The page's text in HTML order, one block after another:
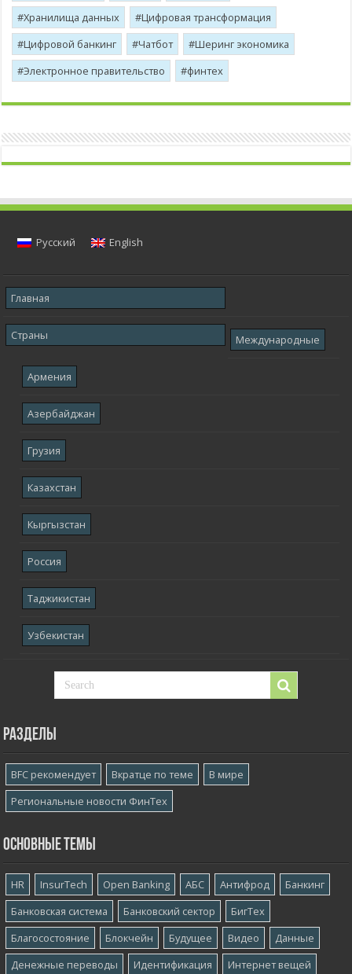
Хранилища данных
Цифровая трансформация
Цифровой банкинг
Чатбот
Шеринг экономика
Электронное правительство
финтех
Русский English
Главная
Страны Международные
Армения
Азербайджан
Грузия
Казахстан
Кыргызстан
Россия
Таджикистан
Узбекистан
Разделы
BFC рекомендует Вкратце по теме
В мире
Региональные новости ФинТех
Основные темы
HR InsurTech Open Banking АБС Антифрод
Банкинг
Банковская система
Банковский сектор
БигТех
Благосостояние
Блокчейн Будущее Видео
Данные
Денежные переводы
Идентификация Интернет вещей